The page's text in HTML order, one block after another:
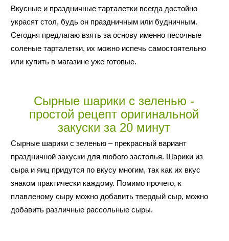
Вкусные и праздничные тарталетки всегда достойно
украсят стол, будь он праздничным или будничным.
Сегодня предлагаю взять за основу именно песочные
соленые тарталетки, их можно испечь самостоятельно
или купить в магазине уже готовые.
Сырные шарики с зеленью -
простой рецепт оригинальной
закуски за 20 минут
Сырные шарики с зеленью – прекрасный вариант
праздничной закуски для любого застолья. Шарики из
сыра и яиц придутся по вкусу многим, так как их вкус
знаком практически каждому. Помимо прочего, к
плавленому сыру можно добавить твердый сыр, можно
добавить различные рассольные сыры.